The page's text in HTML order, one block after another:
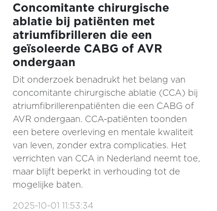
Concomitante chirurgische
ablatie bij patiënten met
atriumfibrilleren die een
geïsoleerde CABG of AVR
ondergaan
Dit onderzoek benadrukt het belang van
concomitante chirurgische ablatie (CCA) bij
atriumfibrillerenpatiënten die een CABG of
AVR ondergaan. CCA-patiënten toonden
een betere overleving en mentale kwaliteit
van leven, zonder extra complicaties. Het
verrichten van CCA in Nederland neemt toe,
maar blijft beperkt in verhouding tot de
mogelijke baten.
2025-10-01 11:53:34